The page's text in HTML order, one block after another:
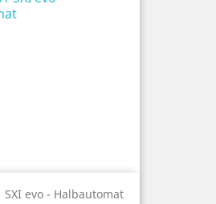
SXI evo - Halbautomat